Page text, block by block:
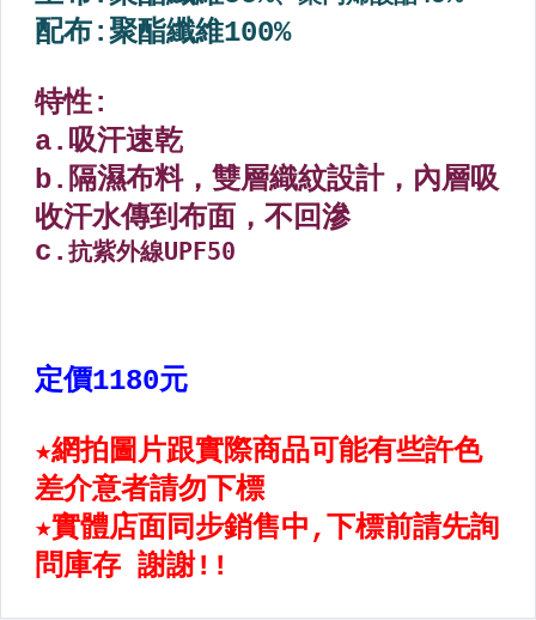
【棒壘】服飾
【棒壘】裝備專用袋
【棒壘】其它用品
【棒壘】棒壘專用護具
【籃球用品區】
【羽球&排球鞋用品區】
【配件】後背包
【配件】錢包.手拿包.鞋袋
【配件】側背.旅行袋